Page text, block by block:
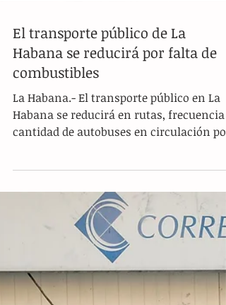
El transporte público de La
Habana se reducirá por falta de
combustibles